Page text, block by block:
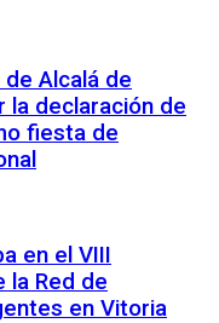
Alcalá de
la declaración de
fiesta de
en el VIII
la Red de
en Vitoria